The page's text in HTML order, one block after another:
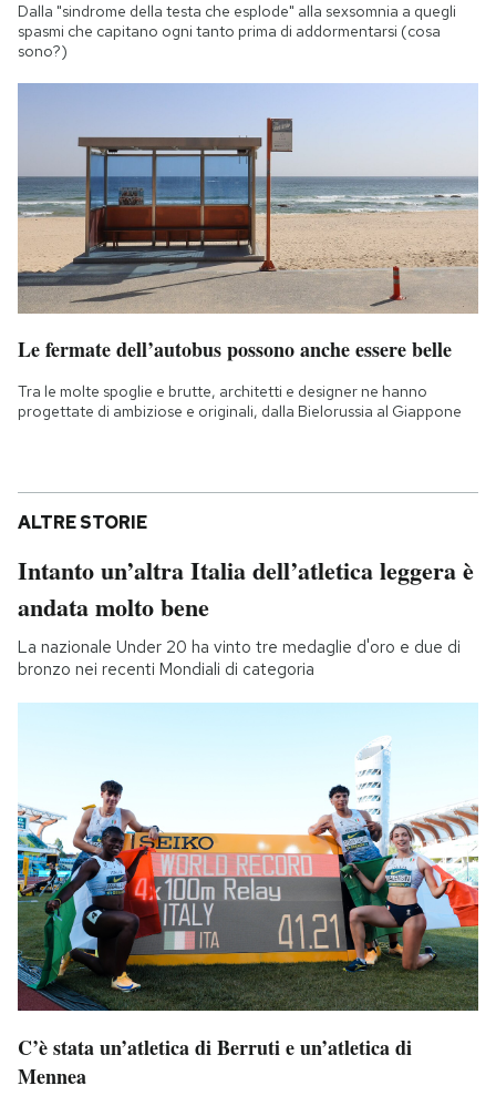
Dalla "sindrome della testa che esplode" alla sexsomnia a quegli
spasmi che capitano ogni tanto prima di addormentarsi (cosa
sono?)
Le fermate dell’autobus possono anche essere belle
Tra le molte spoglie e brutte, architetti e designer ne hanno
progettate di ambiziose e originali, dalla Bielorussia al Giappone
ALTRE STORIE
Intanto un’altra Italia dell’atletica leggera è
andata molto bene
La nazionale Under 20 ha vinto tre medaglie d'oro e due di
bronzo nei recenti Mondiali di categoria
C’è stata un’atletica di Berruti e un’atletica di
Mennea